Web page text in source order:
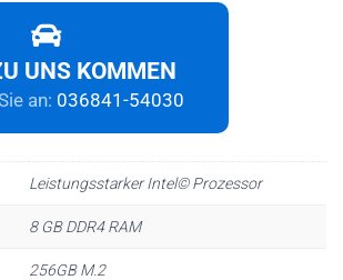
UNS KOMMEN
an: 036841-54030
Leistungsstarker Intel© Prozessor
8 GB DDR4 RAM
256GB M.2